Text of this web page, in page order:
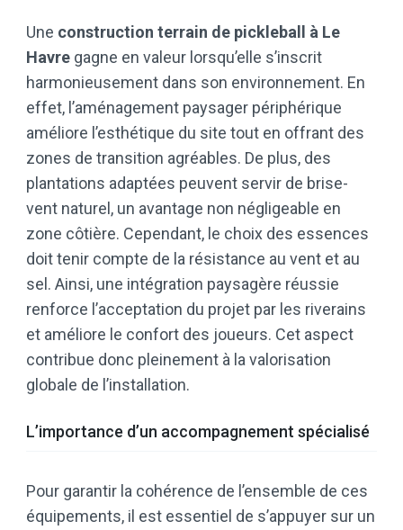
Une construction terrain de pickleball à Le
Havre gagne en valeur lorsqu’elle s’inscrit
harmonieusement dans son environnement. En
effet, l’aménagement paysager périphérique
améliore l’esthétique du site tout en offrant des
zones de transition agréables. De plus, des
plantations adaptées peuvent servir de brise-
vent naturel, un avantage non négligeable en
zone côtière. Cependant, le choix des essences
doit tenir compte de la résistance au vent et au
sel. Ainsi, une intégration paysagère réussie
renforce l’acceptation du projet par les riverains
et améliore le confort des joueurs. Cet aspect
contribue donc pleinement à la valorisation
globale de l’installation.
L’importance d’un accompagnement spécialisé
Pour garantir la cohérence de l’ensemble de ces
équipements, il est essentiel de s’appuyer sur un